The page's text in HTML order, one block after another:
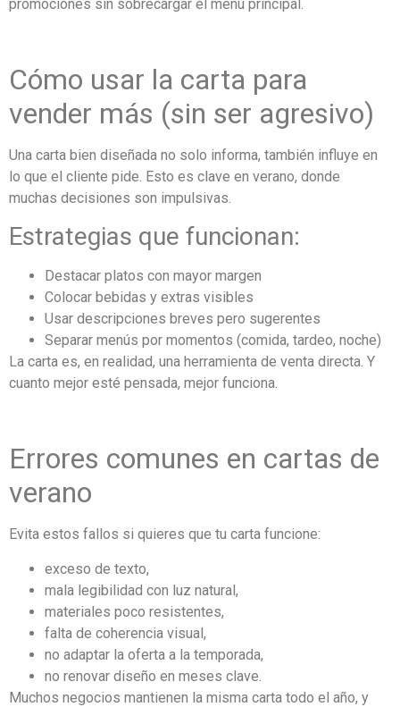
promociones sin sobrecargar el menú principal.
Cómo usar la carta para
vender más (sin ser agresivo)
Una carta bien diseñada no solo informa, también influye en
lo que el cliente pide. Esto es clave en verano, donde
muchas decisiones son impulsivas.
Estrategias que funcionan:
Destacar platos con mayor margen
Colocar bebidas y extras visibles
Usar descripciones breves pero sugerentes
Separar menús por momentos (comida, tardeo, noche)
La carta es, en realidad, una herramienta de venta directa. Y
cuanto mejor esté pensada, mejor funciona.
Errores comunes en cartas de
verano
Evita estos fallos si quieres que tu carta funcione:
exceso de texto,
mala legibilidad con luz natural,
materiales poco resistentes,
falta de coherencia visual,
no adaptar la oferta a la temporada,
no renovar diseño en meses clave.
Muchos negocios mantienen la misma carta todo el año, y